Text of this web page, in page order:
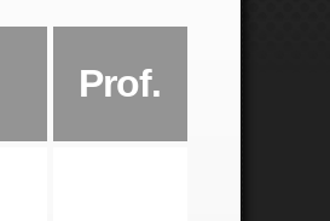
Prof.